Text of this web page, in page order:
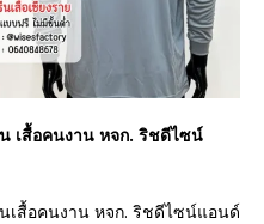
เสื้อคนงาน หจก. ริชดีไซน์
เสื้อคนงาน หจก. ริชดีไซน์แอนด์